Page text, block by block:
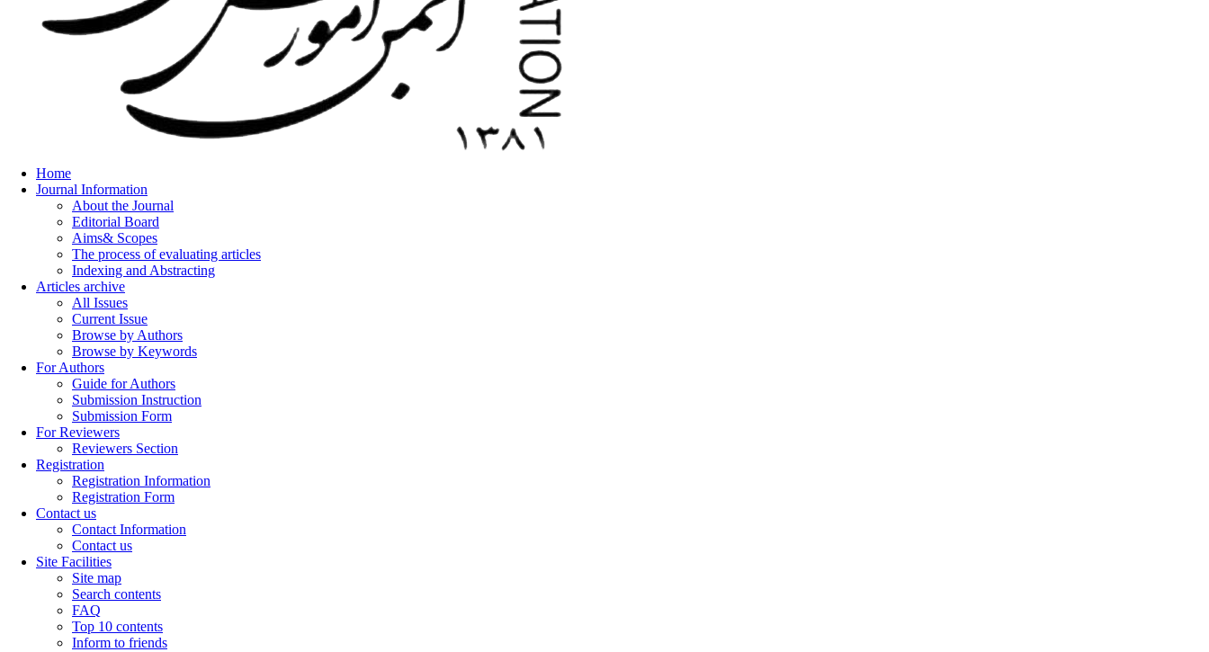
Home
Journal Information
About the Journal
Editorial Board
Aims& Scopes
The process of evaluating articles
Indexing and Abstracting
Articles archive
All Issues
Current Issue
Browse by Authors
Browse by Keywords
For Authors
Guide for Authors
Submission Instruction
Submission Form
For Reviewers
Reviewers Section
Registration
Registration Information
Registration Form
Contact us
Contact Information
Contact us
Site Facilities
Site map
Search contents
FAQ
Top 10 contents
Inform to friends